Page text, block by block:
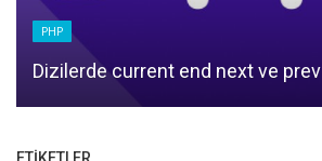
PHP
Dizilerde current end next ve prev